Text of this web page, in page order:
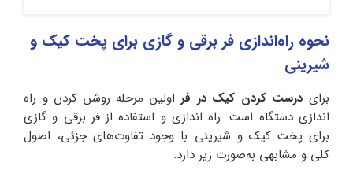
نحوه راه‌اندازی فر برقی و گازی برای پخت کیک و
شیرینی
برایدرست کردن کیک در فراولین مرحله روشن کردن و راه
اندازی دستگاه است. راه اندازی و استفاده از فر برقی و گازی
برای پخت کیک و شیرینی با وجود تفاوت‌های جزئی، اصول
کلی و مشابهی به‌صورت زیر دارد.